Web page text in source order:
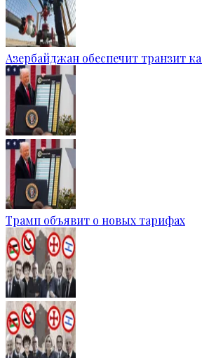
Азербайджан обеспечит транзит
Трамп объявит о новых тарифах